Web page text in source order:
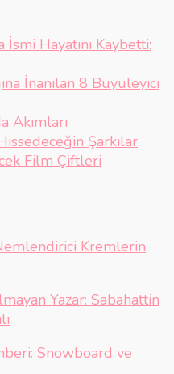
Hayatını Kaybetti:
İnanılan 8 Büyüleyici
Akımları
Şarkılar
Film Çiftleri
Kremlerin
Yazar: Sabahattin
Snowboard ve